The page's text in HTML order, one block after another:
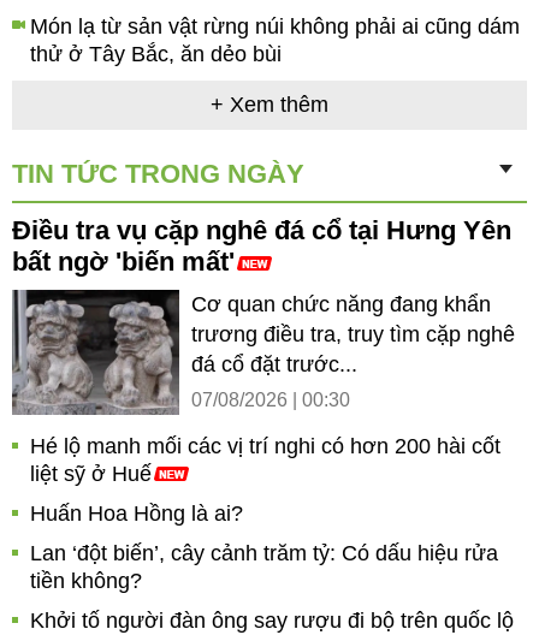
Món lạ từ sản vật rừng núi không phải ai cũng dám
thử ở Tây Bắc, ăn dẻo bùi
+ Xem thêm
TIN TỨC TRONG NGÀY
Điều tra vụ cặp nghê đá cổ tại Hưng Yên
bất ngờ 'biến mất'
Cơ quan chức năng đang khẩn
trương điều tra, truy tìm cặp nghê
đá cổ đặt trước...
07/08/2026 | 00:30
Hé lộ manh mối các vị trí nghi có hơn 200 hài cốt
liệt sỹ ở Huế
Huấn Hoa Hồng là ai?
Lan ‘đột biến’, cây cảnh trăm tỷ: Có dấu hiệu rửa
tiền không?
Khởi tố người đàn ông say rượu đi bộ trên quốc lộ